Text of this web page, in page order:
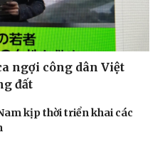
Công nghệ
Sành điệu
Trải nghiệm
ngợi công dân Việt
đất
kịp thời triển khai các